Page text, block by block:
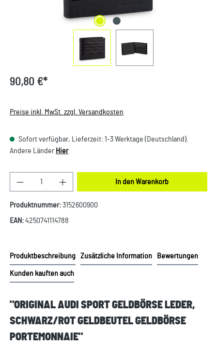
90,80 €*
Preise inkl. MwSt. zzgl. Versandkosten
Sofort verfügbar, Lieferzeit: 1-3 Werktage (Deutschland).
Andere Länder Hier
Produkt Anzahl: Gib den gewünschten Wert ein
In den Warenkorb
Produktnummer:3152600900
EAN:4250741114788
Produktbeschreibung Zusätzliche Information Bewertungen
Kunden kauften auch
"ORIGINAL AUDI SPORT GELDBÖRSE LEDER,
SCHWARZ/ROT GELDBEUTEL GELDBÖRSE
PORTEMONNAIE"